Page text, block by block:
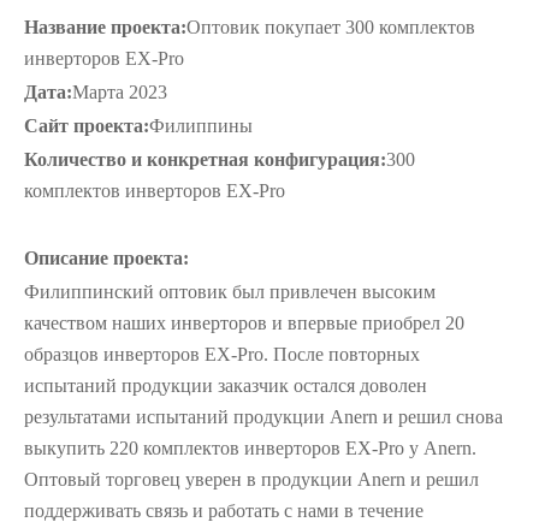
Название проекта:Оптовик покупает 300 комплектов
инверторов EX-Pro
Дата:Марта 2023
Сайт проекта:Филиппины
Количество и конкретная конфигурация:300
комплектов инверторов EX-Pro
Описание проекта:
Филиппинский оптовик был привлечен высоким
качеством наших инверторов и впервые приобрел 20
образцов инверторов EX-Pro. После повторных
испытаний продукции заказчик остался доволен
результатами испытаний продукции Anern и решил снова
выкупить 220 комплектов инверторов EX-Pro у Anern.
Оптовый торговец уверен в продукции Anern и решил
поддерживать связь и работать с нами в течение